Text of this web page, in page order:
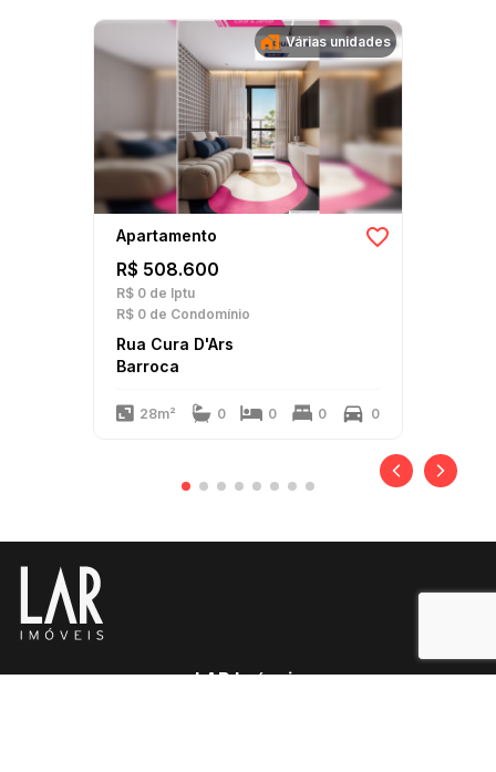
Várias unidades
Apartamento
R$ 508.600
R$ 0 de Iptu
R$ 0 de Condomínio
Rua Cura D'Ars
Barroca
28m² 0 0 0 0
LAR Imóveis